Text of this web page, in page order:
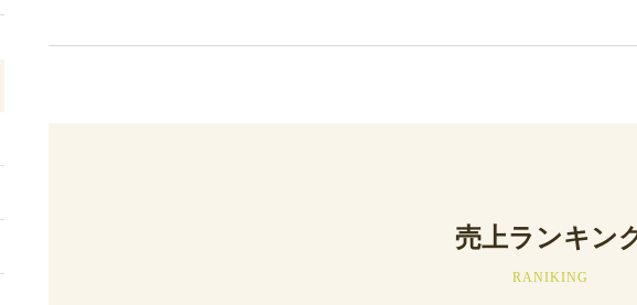
売上ランキン
RANIKING